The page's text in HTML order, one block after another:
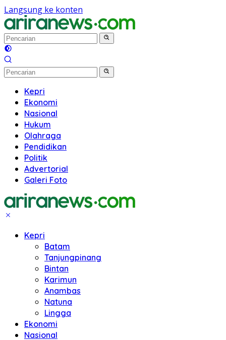
Langsung ke konten
Kepri
Ekonomi
Nasional
Hukum
Olahraga
Pendidikan
Politik
Advertorial
Galeri Foto
Kepri
Batam
Tanjungpinang
Bintan
Karimun
Anambas
Natuna
Lingga
Ekonomi
Nasional